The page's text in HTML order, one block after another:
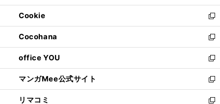
開
く
ウ
で
開
く
ン
ド
ウ
で
開
く
ウ
ィ
ン
ド
ウ
で
開
く
Cookie
新
し
い
ウ
ィ
ン
ド
ウ
で
Cocohana
新
し
い
ウ
ィ
ン
ド
office YOU
新
し
い
ウ
ィ
マンガMee公式サイト
新
し
い
リマコミ
新